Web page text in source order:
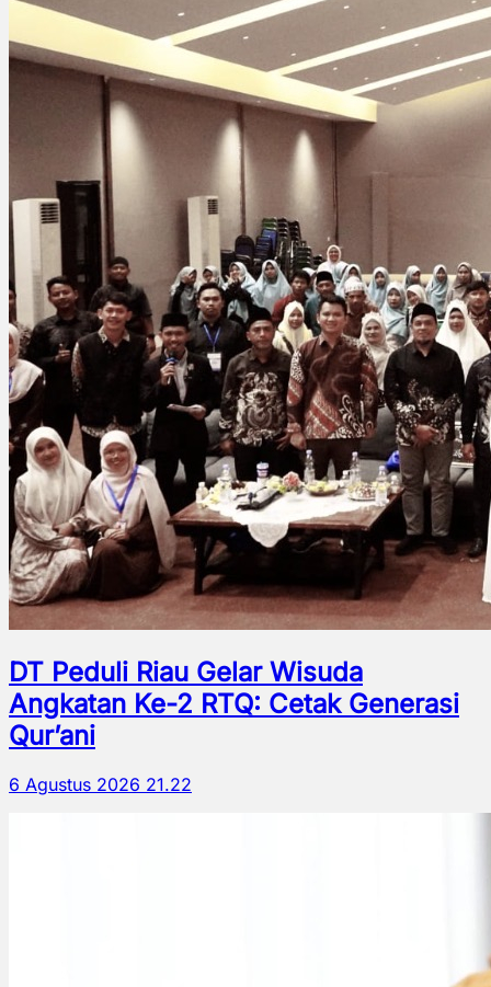
DT Peduli Riau Gelar Wisuda
Angkatan Ke-2 RTQ: Cetak Generasi
Qur’ani
6 Agustus 2026 21.22